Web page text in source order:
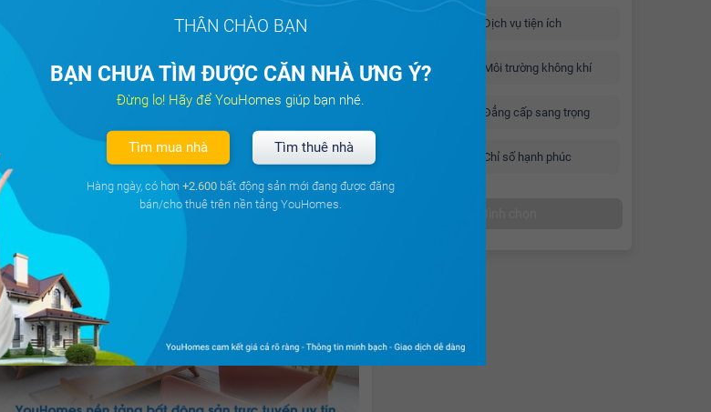
Dịch vụ tiện ích
Môi trường không khí
Đẳng cấp sang trọng
Chỉ số hạnh phúc
đề đó, người mua sẽ an tâm mua nhà. Không chỉ với
THÂN CHÀO BẠN
BẠN CHƯA TÌM ĐƯỢC CĂN NHÀ ƯNG Ý?
Đừng lo! Hãy để YouHomes giúp bạn nhé.
Tìm mua nhà Tìm thuê nhà
Hàng ngày, có hơn +2.600 bất động sản mới đang được đăng
bán/cho thuê trên nền tảng YouHomes.